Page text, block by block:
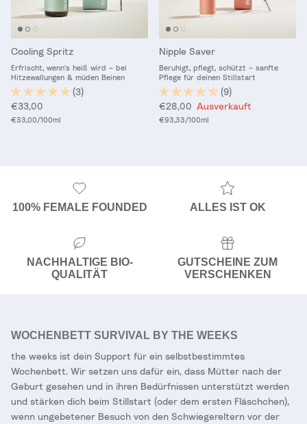
Cooling Spritz
Erfrischt, wenn's heiß wird – bei
Hitzewallungen & müden Beinen
(3)
Normaler Preis
€33,00
Grundpreis
€33,00/100ml
Nipple Saver
Beruhigt, pflegt, schützt – sanfte
Pflege für deinen Stillstart
(9)
Normaler Preis
€28,00 Ausverkauft
Grundpreis
€93,33/100ml
100% FEMALE FOUNDED ALLES IST OK
NACHHALTIGE BIO-
QUALITÄT
GUTSCHEINE ZUM
VERSCHENKEN
WOCHENBETT SURVIVAL BY THE WEEKS
the weeks ist dein Support für ein selbstbestimmtes
Wochenbett. Wir setzen uns dafür ein, dass Mütter nach der
Geburt gesehen und in ihren Bedürfnissen unterstützt werden
und stärken dich beim Stillstart (oder dem ersten Fläschchen),
wenn ungebetener Besuch von den Schwiegereltern vor der